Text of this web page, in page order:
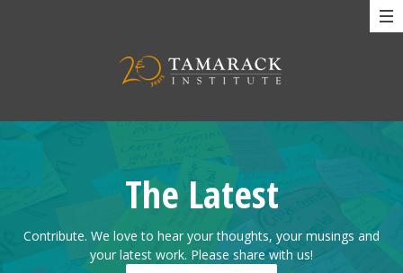
The Latest
Contribute. We love to hear your thoughts, your musings and
your latest work. Please share with us!